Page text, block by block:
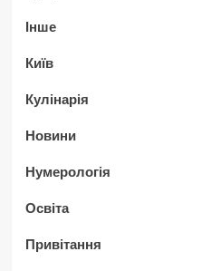
Інше
Київ
Кулінарія
Новини
Нумерологія
Освіта
Привітання